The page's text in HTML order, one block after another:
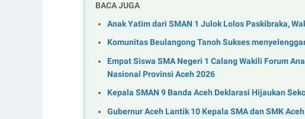
BACA JUGA
Anak Yatim dari SMAN 1 Julok Lolos Paskibraka,
Komunitas Beulangong Tanoh Sukses
Empat Siswa SMA Negeri 1 Calang Wakili Forum
Nasional Provinsi Aceh 2026
Kepala SMAN 9 Banda Aceh Deklarasi Hijaukan
Gubernur Aceh Lantik 10 Kepala SMA dan SMK